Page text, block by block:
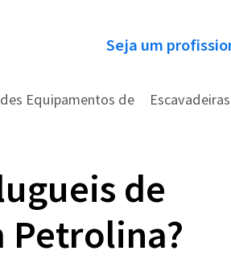
Seja um
Equipamentos de
Escavadeiras
de
Petrolina?